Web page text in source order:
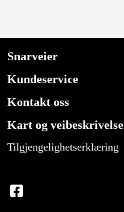
Snarveier
Kundeservice
Kontakt oss
Kart og veibeskrivelse
Tilgjengelighetserklæring